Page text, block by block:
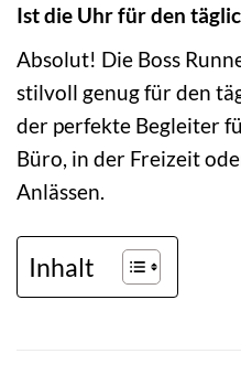
Ist die Uhr für den
Absolut! Die Boss
stilvoll genug für den
der perfekte Begleiter
Büro, in der Freizeit
Anlässen.
Inhalt